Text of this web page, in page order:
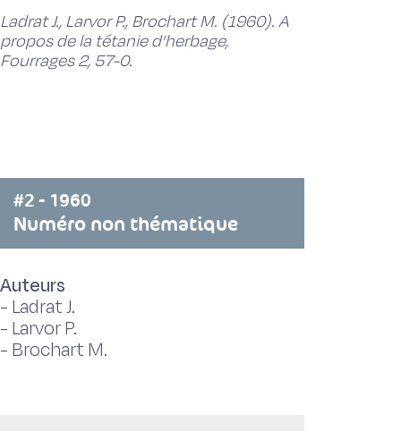
Ladrat J., Larvor P., Brochart M. (1960). A
propos de la tétanie d’herbage,
Fourrages 2, 57-0.
#2 - 1960
Numéro non thématique
Auteurs
- Ladrat J.
- Larvor P.
- Brochart M.